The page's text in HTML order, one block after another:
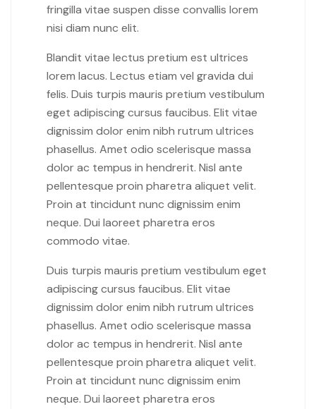
fringilla vitae suspen disse convallis lorem
nisi diam nunc elit.
Blandit vitae lectus pretium est ultrices
lorem lacus. Lectus etiam vel gravida dui
felis. Duis turpis mauris pretium vestibulum
eget adipiscing cursus faucibus. Elit vitae
dignissim dolor enim nibh rutrum ultrices
phasellus. Amet odio scelerisque massa
dolor ac tempus in hendrerit. Nisl ante
pellentesque proin pharetra aliquet velit.
Proin at tincidunt nunc dignissim enim
neque. Dui laoreet pharetra eros
commodo vitae.
Duis turpis mauris pretium vestibulum eget
adipiscing cursus faucibus. Elit vitae
dignissim dolor enim nibh rutrum ultrices
phasellus. Amet odio scelerisque massa
dolor ac tempus in hendrerit. Nisl ante
pellentesque proin pharetra aliquet velit.
Proin at tincidunt nunc dignissim enim
neque. Dui laoreet pharetra eros